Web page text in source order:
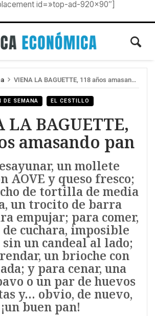
id=»top-ad-920×90″]
VIENA LA BAGUETTE, 118 años amasando pan
DE SEMANA EL CESTILLO
LA BAGUETTE,
amasando pan
un mollete
AOVE y queso fresco;
de tortilla de media
un trocito de barra
empujar; para comer,
cuchara, imposible
un candeal al lado;
un brioche con
y para cenar, una
o un par de huevos
y… obvio, de nuevo,
¡un buen pan!